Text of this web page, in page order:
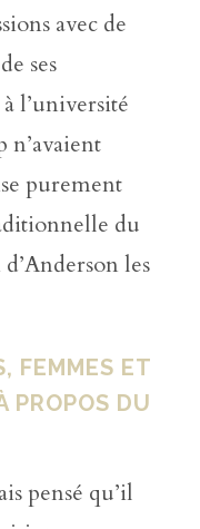
avec de
ses
l’université
n’avaient
purement
du
les
FEMMES ET
PROPOS DU
pensé qu’il